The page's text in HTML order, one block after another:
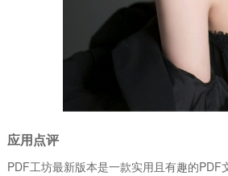
应用点评
PDF工坊最新版本是一款实用且有趣的PDF